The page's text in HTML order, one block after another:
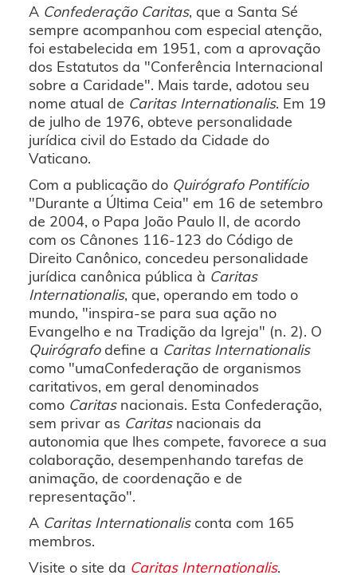
A Confederação Caritas, que a Santa Sé
sempre acompanhou com especial atenção,
foi estabelecida em 1951, com a aprovação
dos Estatutos da "Conferência Internacional
sobre a Caridade". Mais tarde, adotou seu
nome atual de Caritas Internationalis. Em 19
de julho de 1976, obteve personalidade
jurídica civil do Estado da Cidade do
Vaticano.
Com a publicação do Quirógrafo Pontifício
"Durante a Última Ceia" em 16 de setembro
de 2004, o Papa João Paulo II, de acordo
com os Cânones 116-123 do Código de
Direito Canônico, concedeu personalidade
jurídica canônica pública à Caritas
Internationalis, que, operando em todo o
mundo, "inspira-se para sua ação no
Evangelho e na Tradição da Igreja" (n. 2). O
Quirógrafodefine a Caritas Internationalis
como "umaConfederação de organismos
caritativos, em geral denominados
como Caritasnacionais. Esta Confederação,
sem privar as Caritasnacionais da
autonomia que lhes compete, favorece a sua
colaboração, desempenhando tarefas de
animação, de coordenação e de
representação".
A Caritas Internationalisconta com 165
membros.
Visite o site da Caritas Internationalis.